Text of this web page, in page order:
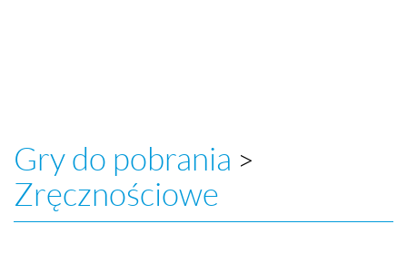
Gry do pobrania >
Zręcznościowe